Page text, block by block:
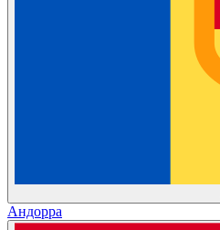
Андорра